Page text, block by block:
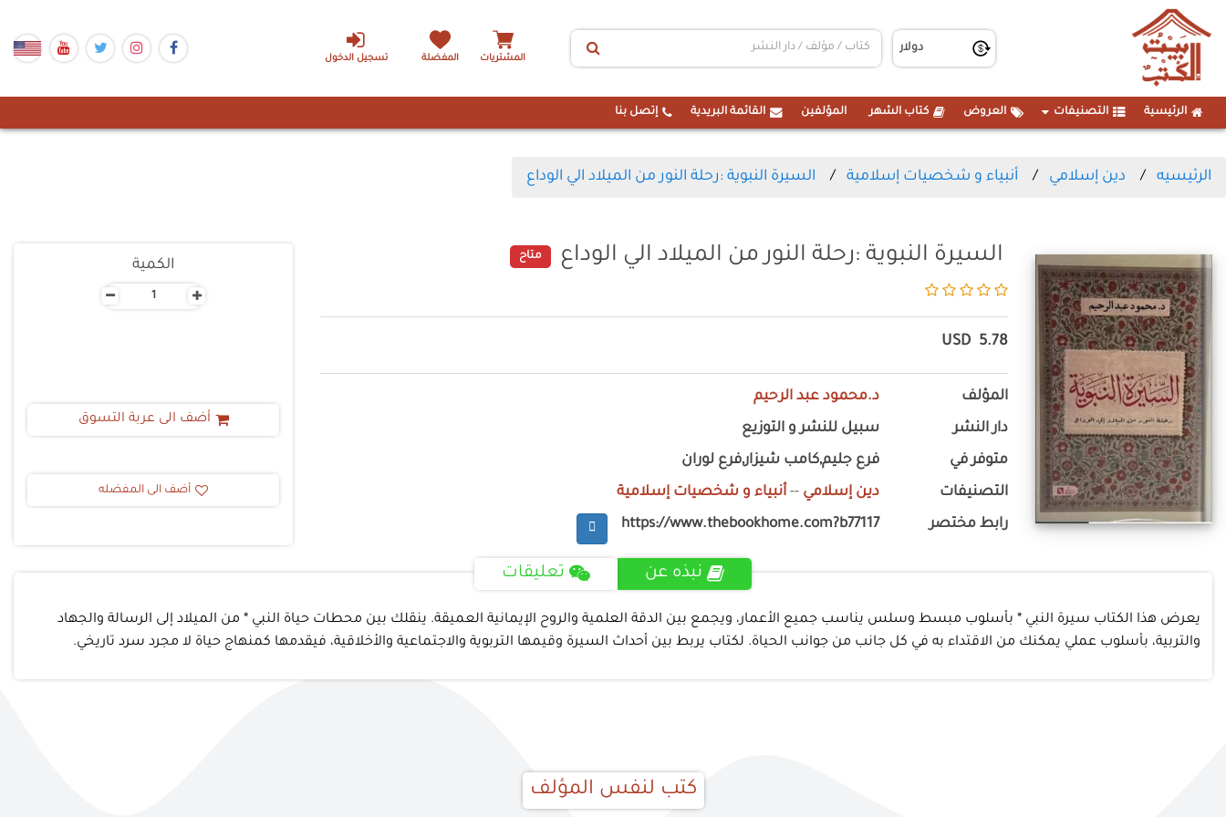
تسجيل الدخول المشتريات المفضلة
الرئيسية التصنيفات العروض كتاب الشهر المؤلفين القائمة البريدية إتصل بنا
الرئيسيه دين إسلامي أنبياء و شخصيات إسلامية السيرة النبوية :رحلة النور من الميلاد الي الوداع
السيرة النبوية :رحلة النور من الميلاد الي الوداع متاح
5.78
USD
المؤلف د.محمود عبد الرحيم
دار النشر سبيل للنشر و التوزيع
متوفر في فرع جليم,كامب شيزار,فرع لوران
التصنيفات دين إسلامي -- أنبياء و شخصيات إسلامية
رابط مختصر https://www.thebookhome.com?b77117
الكمية
- +
أضف الى عربة التسوق
أضف الى المفضله
نبذه عن تعليقات
يعرض هذا الكتاب سيرة النبي * بأسلوب مبسط وسلس يناسب جميع الأعمار، ويجمع بين الدقة العلمية والروح الإيمانية العميقة. ينقلك بين محطات حياة النبي * من الميلاد إلى الرسالة والجهاد
والتربية، بأسلوب عملي يمكنك من الاقتداء به في كل جانب من جوانب الحياة. لكتاب يربط بين أحداث السيرة وقيمها التربوية والاجتماعية والأخلاقية، فيقدمها كمنهاج حياة لا مجرد سرد تاريخي.
كتب لنفس المؤلف